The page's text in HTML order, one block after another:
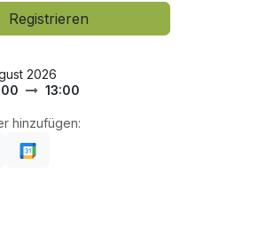
Registrieren
2026
13:00
hinzufügen: